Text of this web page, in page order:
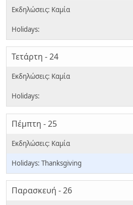
Τετάρτη - 24
Πέμπτη - 25
Thanksgiving
Παρασκευή - 26